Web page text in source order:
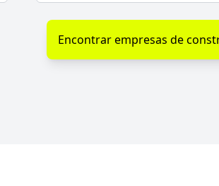
Encontrar empresas de